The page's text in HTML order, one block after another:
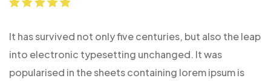
It has survived not only five centuries, but also the leap
into electronic typesetting unchanged. It was
popularised in the sheets containing lorem ipsum is